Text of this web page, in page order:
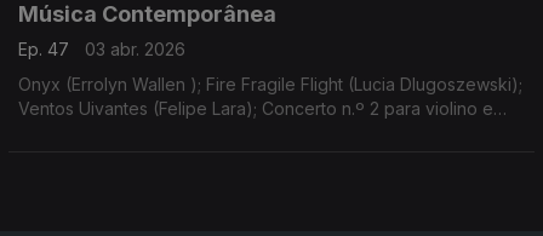
Música Contemporânea
Ep. 47
03 abr. 2026
Onyx (Errolyn Wallen ); Fire Fragile Flight (Lucia Dlugoszewski);
Ventos Uivantes (Felipe Lara); Concerto n.º 2 para violino e